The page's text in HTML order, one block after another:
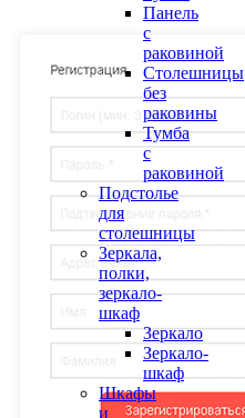
Панель
с
раковиной
Столешницы
без
раковины
Тумба
с
раковиной
Подстолье
для
столешницы
Зеркала,
полки,
зеркало-
шкаф
Зеркало
Зеркало-
шкаф
Шкафы
и